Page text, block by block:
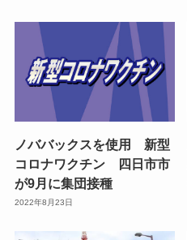
ノババックスを使用 新型
コロナワクチン 四日市市
が9月に集団接種
2022年8月23日